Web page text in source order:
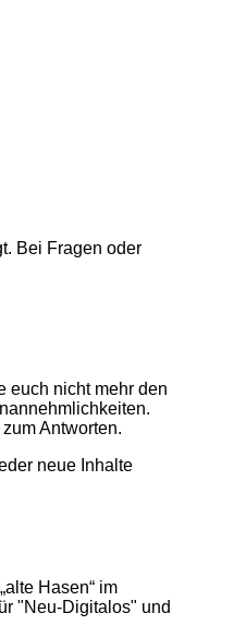
Bei Fragen oder
euch nicht mehr den
Antworten.
neue Inhalte
Hasen“ im
"Neu-Digitalos" und